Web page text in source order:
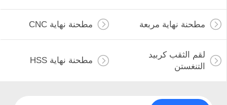
مطحنة نهاية مربعة مطحنة نهاية CNC
لقم الثقب كربيد
التنغستن
مطحنة نهاية HSS